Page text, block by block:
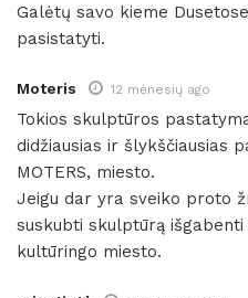
Galėtų savo kieme
pasistatyti.
Moteris 12 mėnesių ago
Tokios skulptūros
didžiausias ir šlykščiausias
MOTERS, miesto.
Jeigu dar yra sveiko proto
suskubti skulptūrą
kultūringo miesto.